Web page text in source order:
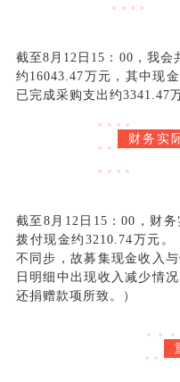
截至8月12日15：00，我会
约16043.47万元，其中现
已完成采购支出约3341.47
财务实
截至8月12日15：00，财
拨付现金约3210.74万元
不同步，故募集现金收入
日明细中出现收入减少情
还捐赠款项所致。）